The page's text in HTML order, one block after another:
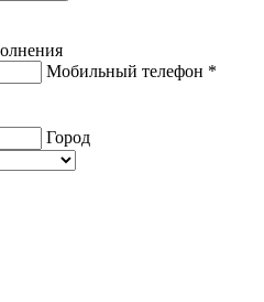
Мобильный телефон *
Город